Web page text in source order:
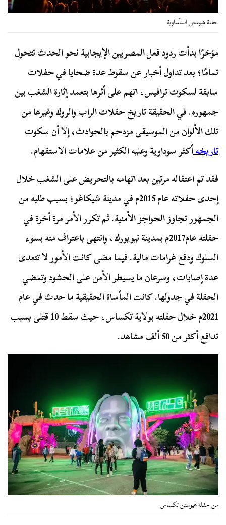
حفلة هيوستن المأساوية
مؤخرًا بدأت ردود فعل المصريين الإيجابية نحو الحدث تتحول
تمامًا؛ بعد تداول أخبار عن سقوط عدة ضحايا في حفلات
سابقة لسكوت ترافيس، اتهم على أثرها بتعمد إثارة الشغب بين
جمهوره. في الحقيقة تاريخ حفلات الراب والروك وغيرها من
تلك الألوان من الموسيقى مزدحم بالحوادث، إلا أن سكوت
تاريخهأكثر سوداوية وعليه الكثير من علامات الاستفهام.
فقد تم اعتقاله مرتين بعد اتهامه بالتحريض على الشغب خلال
إحدى حفلاته عام 2015م في مدينة شيكاغو؛ بسبب طلبه من
الجمهور تجاوز الحواجز الأمنية. ثم تكرر الأمر مرة أخرة في
حفلته عام2017م بمدينة نيويورك، وانتهى باعتراف منه بسوء
السلوك ودفع غرامات مالية. فيما مضى كانت الأمور لا تتعدى
عدة إصابات، وسرعان ما يسيطر الأمن على الحشود وتمضي
الحفلة في جدولها. كانت المأساة الحقيقية ما حدث في عام
2021م خلال حفلته بولاية تكساس، حيث سقط 10 قتلى بسبب
تدافع أكثر من 50 ألف مشاهد.
من حفلة هيوستن تكساس